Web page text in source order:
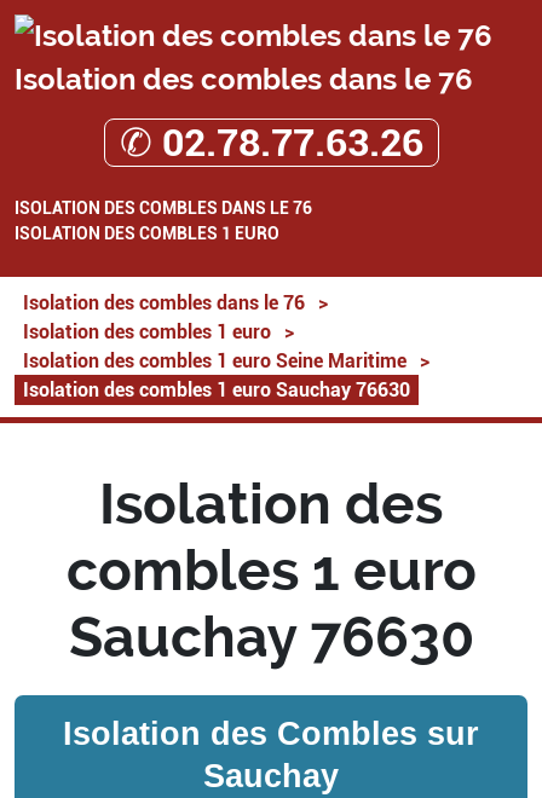
Isolation des combles dans le 76
✆ 02.78.77.63.26
ISOLATION DES COMBLES DANS LE 76
ISOLATION DES COMBLES 1 EURO
Isolation des combles dans le 76
>
Isolation des combles 1 euro
>
Isolation des combles 1 euro Seine Maritime
>
Isolation des combles 1 euro Sauchay 76630
Isolation des
combles 1 euro
Sauchay 76630
Isolation des Combles sur
Sauchay